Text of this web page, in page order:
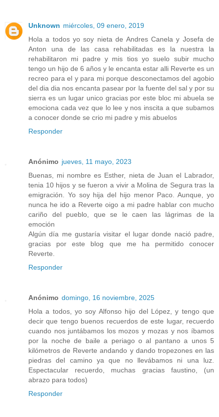
Unknown miércoles, 09 enero, 2019
Hola a todos yo soy nieta de Andres Canela y Josefa de
Anton una de las casa rehabilitadas es la nuestra la
rehabilitaron mi padre y mis tios yo suelo subir mucho
tengo un hijo de 6 años y le encanta estar alli Reverte es un
recreo para el y para mi porque desconectamos del agobio
del dia dia nos encanta pasear por la fuente del sal y por su
sierra es un lugar unico gracias por este bloc mi abuela se
emociona cada vez que lo lee y nos inscita a que subamos
a conocer donde se crio mi padre y mis abuelos
Responder
Anónimo jueves, 11 mayo, 2023
Buenas, mi nombre es Esther, nieta de Juan el Labrador,
tenia 10 hijos y se fueron a vivir a Molina de Segura tras la
emigración. Yo soy hija del hijo menor Paco. Aunque, yo
nunca he ido a Reverte oigo a mi padre hablar con mucho
cariño del pueblo, que se le caen las lágrimas de la
emoción
Algún día me gustaría visitar el lugar donde nació padre,
gracias por este blog que me ha permitido conocer
Reverte.
Responder
Anónimo domingo, 16 noviembre, 2025
Hola a todos, yo soy Alfonso hijo del López, y tengo que
decir que tengo buenos recuerdos de este lugar, recuerdo
cuando nos juntábamos los mozos y mozas y nos íbamos
por la noche de baile a periago o al pantano a unos 5
kilómetros de Reverte andando y dando tropezones en las
piedras del camino ya que no llevábamos ni una luz.
Espectacular recuerdo, muchas gracias faustino, (un
abrazo para todos)
Responder